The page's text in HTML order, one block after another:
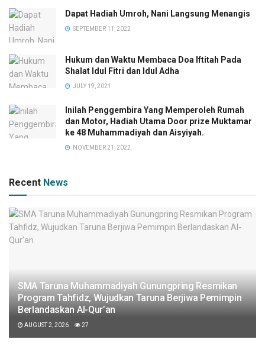
Dapat Hadiah Umroh, Nani Langsung Menangis
SEPTEMBER 11, 2022
Hukum dan Waktu Membaca Doa Iftitah Pada
Shalat Idul Fitri dan Idul Adha
JULY 19, 2021
Inilah Penggembira Yang Memperoleh Rumah
dan Motor, Hadiah Utama Door prize Muktamar
ke 48 Muhammadiyah dan Aisyiyah.
NOVEMBER 21, 2022
Recent News
SMA Taruna Muhammadiyah Gunungpring Resmikan
Program Tahfidz, Wujudkan Taruna Berjiwa Pemimpin
Berlandaskan Al-Qur’an
AUGUST 2, 2026 27